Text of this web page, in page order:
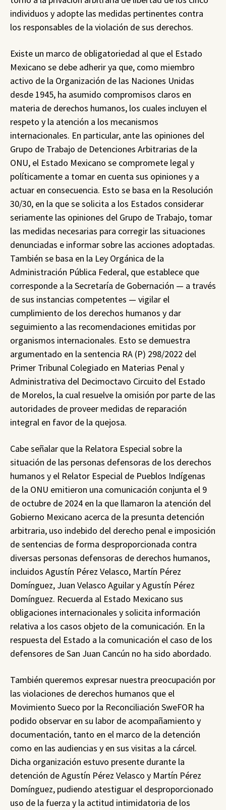
individuos y adopte las medidas pertinentes contra
los responsables de la violación de sus derechos.
Existe un marco de obligatoriedad al que el Estado
Mexicano se debe adherir ya que, como miembro
activo de la Organización de las Naciones Unidas
desde 1945, ha asumido compromisos claros en
materia de derechos humanos, los cuales incluyen el
respeto y la atención a los mecanismos
internacionales. En particular, ante las opiniones del
Grupo de Trabajo de Detenciones Arbitrarias de la
ONU, el Estado Mexicano se compromete legal y
políticamente a tomar en cuenta sus opiniones y a
actuar en consecuencia. Esto se basa en la Resolución
30/30, en la que se solicita a los Estados considerar
seriamente las opiniones del Grupo de Trabajo, tomar
las medidas necesarias para corregir las situaciones
denunciadas e informar sobre las acciones adoptadas.
También se basa en la Ley Orgánica de la
Administración Pública Federal, que establece que
corresponde a la Secretaría de Gobernación — a través
de sus instancias competentes — vigilar el
cumplimiento de los derechos humanos y dar
seguimiento a las recomendaciones emitidas por
organismos internacionales. Esto se demuestra
argumentado en la sentencia RA (P) 298/2022 del
Primer Tribunal Colegiado en Materias Penal y
Administrativa del Decimoctavo Circuito del Estado
de Morelos, la cual resuelve la omisión por parte de las
autoridades de proveer medidas de reparación
integral en favor de la quejosa.
Cabe señalar que la Relatora Especial sobre la
situación de las personas defensoras de los derechos
humanos y el Relator Especial de Pueblos Indígenas
de la ONU emitieron una comunicación conjunta el 9
de octubre de 2024 en la que llamaron la atención del
Gobierno Mexicano acerca de la presunta detención
arbitraria, uso indebido del derecho penal e imposición
de sentencias de forma desproporcionada contra
diversas personas defensoras de derechos humanos,
incluidos Agustín Pérez Velasco, Martín Pérez
Domínguez, Juan Velasco Aguilar y Agustín Pérez
Domínguez. Recuerda al Estado Mexicano sus
obligaciones internacionales y solicita información
relativa a los casos objeto de la comunicación. En la
respuesta del Estado a la comunicación el caso de los
defensores de San Juan Cancún no ha sido abordado.
También queremos expresar nuestra preocupación por
las violaciones de derechos humanos que el
Movimiento Sueco por la Reconciliación SweFOR ha
podido observar en su labor de acompañamiento y
documentación, tanto en el marco de la detención
como en las audiencias y en sus visitas a la cárcel.
Dicha organización estuvo presente durante la
detención de Agustín Pérez Velasco y Martín Pérez
Domínguez, pudiendo atestiguar el desproporcionado
uso de la fuerza y la actitud intimidatoria de los